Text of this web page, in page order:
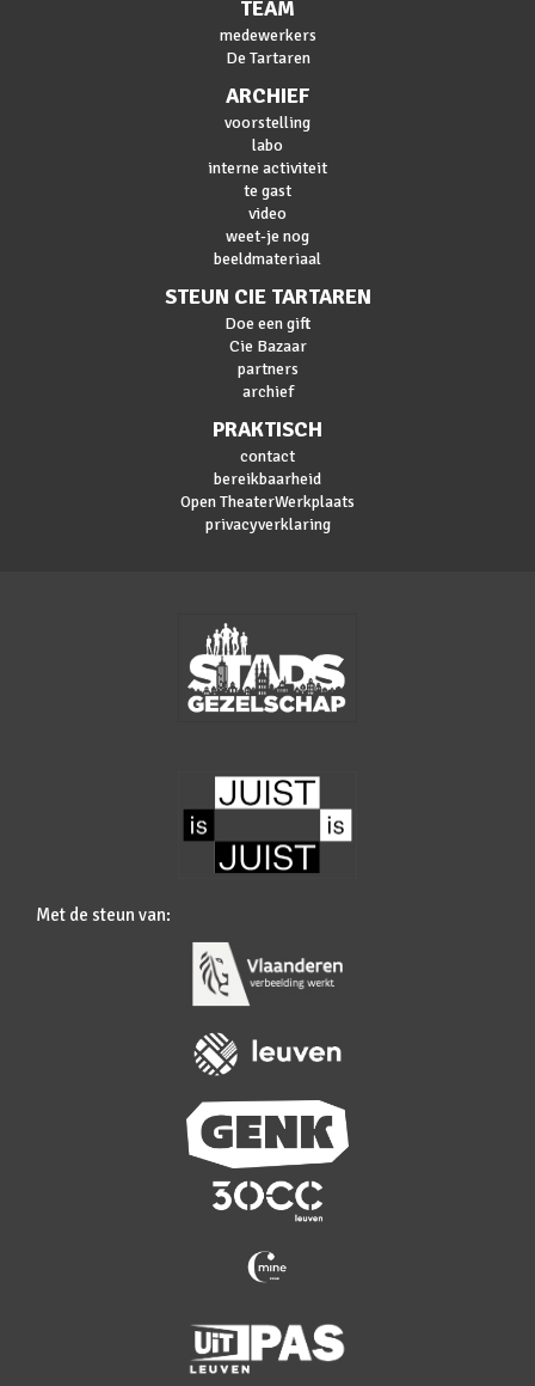
TEAM
medewerkers
De Tartaren
ARCHIEF
voorstelling
labo
interne activiteit
te gast
video
weet-je nog
beeldmateriaal
STEUN CIE TARTAREN
Doe een gift
Cie Bazaar
partners
archief
PRAKTISCH
contact
bereikbaarheid
Open TheaterWerkplaats
privacyverklaring
Met de steun van: